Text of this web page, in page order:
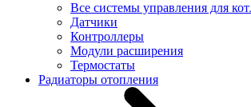
Все системы управления для
Датчики
Контроллеры
Модули расширения
Термостаты
Радиаторы отопления